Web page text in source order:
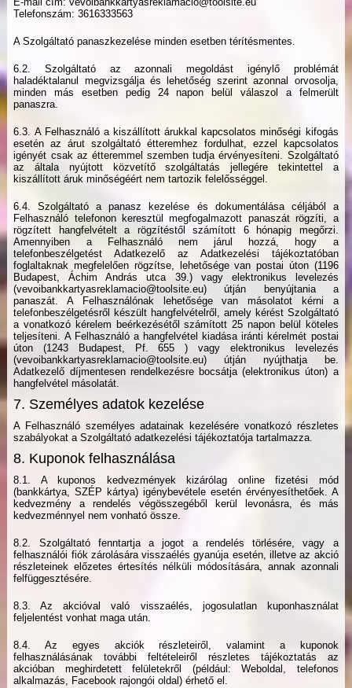
Telefonszám: 3616333563
A Szolgáltató panaszkezelése minden esetben térítésmentes.
6.2. Szolgáltató az azonnali megoldást igénylő problémát
haladéktalanul megvizsgálja és lehetőség szerint azonnal orvosolja,
minden más esetben pedig 24 napon belül válaszol a felmerült
panaszra.
6.3. A Felhasználó a kiszállított árukkal kapcsolatos minőségi kifogás
esetén az árut szolgáltató étteremhez fordulhat, ezzel kapcsolatos
igényét csak az étteremmel szemben tudja érvényesíteni. Szolgáltató
az általa nyújtott közvetítő szolgáltatás jellegére tekintettel a
kiszállított áruk minőségéért nem tartozik felelősséggel.
6.4. Szolgáltató a panasz kezelése és dokumentálása céljából a
Felhasználó telefonon keresztül megfogalmazott panaszát rögzíti, a
rögzített hangfelvételt a rögzítéstől számított 6 hónapig megőrzi.
Amennyiben a Felhasználó nem járul hozzá, hogy a
telefonbeszélgetést Adatkezelő az Adatkezelési tájékoztatóban
foglaltaknak megfelelően rögzítse, lehetősége van postai úton (1196
Budapest, Áchim András utca 39.) vagy elektronikus levelezés
(vevoibankkartyasreklamacio@toolsite.eu) útján benyújtania a
panaszát. A Felhasználónak lehetősége van másolatot kérni a
telefonbeszélgetésről készült hangfelvételről, amely kérést Szolgáltató
a vonatkozó kérelem beérkezésétől számított 25 napon belül köteles
teljesíteni. A Felhasználó a hangfelvétel kiadása iránti kérelmét postai
úton (1243 Budapest, Pf. 655 ) vagy elektronikus levelezés
(vevoibankkartyasreklamacio@toolsite.eu) útján nyújthatja be.
Adatkezelő díjmentesen rendelkezésre bocsátja (elektronikus úton) a
hangfelvétel másolatát.
7. Személyes adatok kezelése
A Felhasználó személyes adatainak kezelésére vonatkozó részletes
szabályokat a Szolgáltató adatkezelési tájékoztatója tartalmazza.
8. Kuponok felhasználása
8.1. A kuponos kedvezmények kizárólag online fizetési mód
(bankkártya, SZÉP kártya) igénybevétele esetén érvényesíthetőek. A
kedvezmény a rendelés végösszegéből kerül levonásra, és más
kedvezménnyel nem vonható össze.
8.2. Szolgáltató fenntartja a jogot a rendelés törlésére, vagy a
felhasználói fiók zárolására visszaélés gyanúja esetén, illetve az akció
részleteinek előzetes értesítés nélküli módosítására, annak azonnali
felfüggesztésére.
8.3. Az akcióval való visszaélés, jogosulatlan kuponhasználat
feljelentést vonhat maga után.
8.4. Az egyes akciók részleteiről, valamint a kuponok
felhasználásának további feltételeiről részletes tájékoztatás az
akcióban meghirdetett felületekről (például: Weboldal, telefonos
alkalmazás, Facebook rajongói oldal) érhető el.